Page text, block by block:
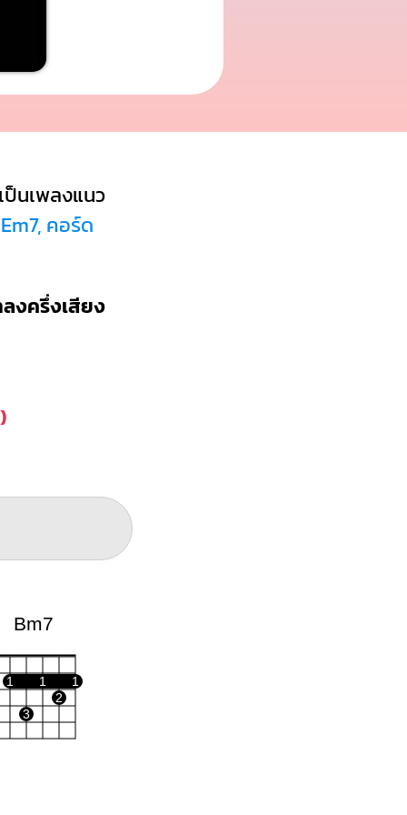
นเพลงแนว
คอร์ด
งครึ่งเสียง
Bm7
1 1
1
2
3